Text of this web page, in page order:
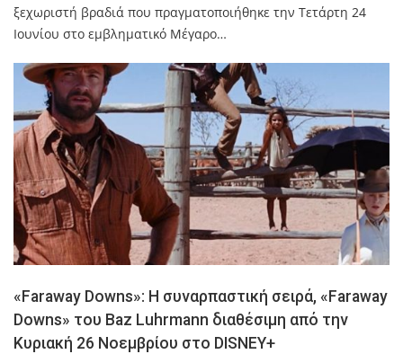
ξεχωριστή βραδιά που πραγματοποιήθηκε την Τετάρτη 24
Ιουνίου στο εμβληματικό Μέγαρο…
«Faraway Downs»: Η συναρπαστική σειρά, «Faraway
Downs» του Baz Luhrmann διαθέσιμη από την
Κυριακή 26 Νοεμβρίου στο DISNEY+